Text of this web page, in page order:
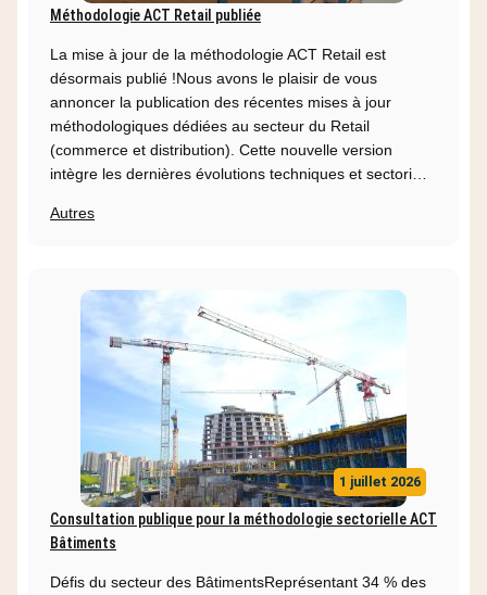
Méthodologie ACT Retail publiée
La mise à jour de la méthodologie ACT Retail est
désormais publié !Nous avons le plaisir de vous
annoncer la publication des récentes mises à jour
méthodologiques dédiées au secteur du Retail
(commerce et distribution). Cette nouvelle version
intègre les dernières évolutions techniques et sectori…
Autres
1 juillet 2026
Consultation publique pour la méthodologie sectorielle ACT
Bâtiments
Défis du secteur des BâtimentsReprésentant 34 % des